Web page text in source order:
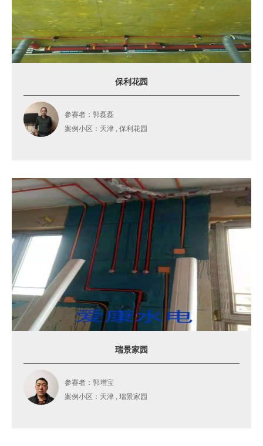
保利花园
参赛者：郭磊磊
案例小区：天津 , 保利花园
瑞景家园
参赛者：郭增宝
案例小区：天津 , 瑞景家园